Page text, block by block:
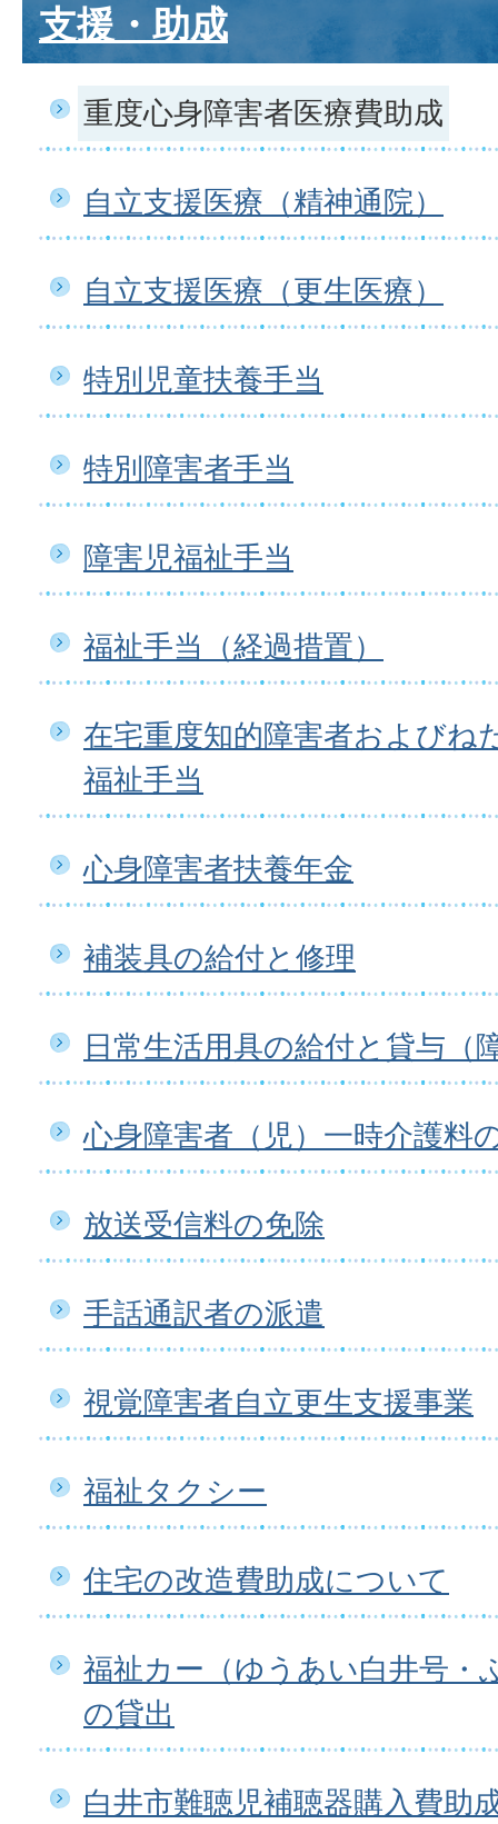
支援・助成
重度心身障害者医療費助成
自立支援医療（精神通院）
自立支援医療（更生医療）
特別児童扶養手当
特別障害者手当
障害児福祉手当
福祉手当（経過措置）
在宅重度知的障害者およびね
福祉手当
心身障害者扶養年金
補装具の給付と修理
日常生活用具の給付と貸与（
心身障害者（児）一時介護料
放送受信料の免除
手話通訳者の派遣
視覚障害者自立更生支援事業
福祉タクシー
住宅の改造費助成について
福祉カー（ゆうあい白井号・
の貸出
白井市難聴児補聴器購入費助